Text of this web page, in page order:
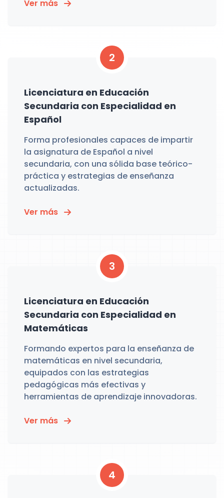
Ver más
2
Licenciatura en Educación
Secundaria con Especialidad en
Español
Forma profesionales capaces de impartir
la asignatura de Español a nivel
secundaria, con una sólida base teórico-
práctica y estrategias de enseñanza
actualizadas.
Ver más
3
Licenciatura en Educación
Secundaria con Especialidad en
Matemáticas
Formando expertos para la enseñanza de
matemáticas en nivel secundaria,
equipados con las estrategias
pedagógicas más efectivas y
herramientas de aprendizaje innovadoras.
Ver más
4